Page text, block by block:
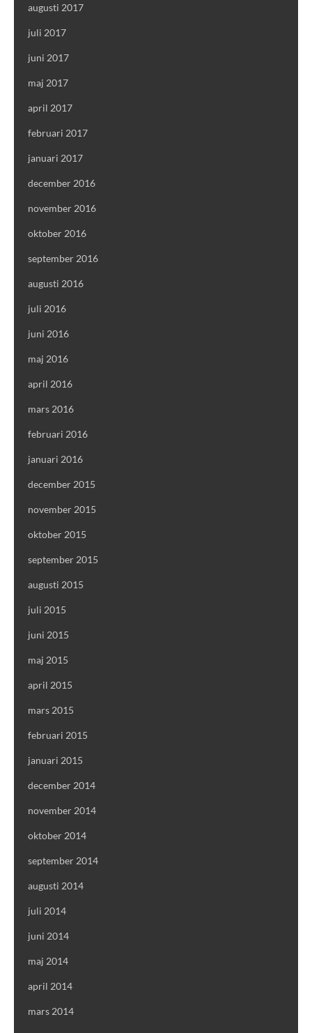
augusti 2017
juli 2017
juni 2017
maj 2017
april 2017
februari 2017
januari 2017
december 2016
november 2016
oktober 2016
september 2016
augusti 2016
juli 2016
juni 2016
maj 2016
april 2016
mars 2016
februari 2016
januari 2016
december 2015
november 2015
oktober 2015
september 2015
augusti 2015
juli 2015
juni 2015
maj 2015
april 2015
mars 2015
februari 2015
januari 2015
december 2014
november 2014
oktober 2014
september 2014
augusti 2014
juli 2014
juni 2014
maj 2014
april 2014
mars 2014